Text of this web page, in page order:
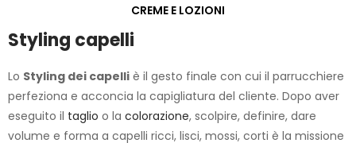
CREME E LOZIONI
Styling capelli
Lo Styling dei capelli è il gesto finale con cui il parrucchiere
perfeziona e acconcia la capigliatura del cliente. Dopo aver
eseguito il taglio o la colorazione, scolpire, definire, dare
volume e forma a capelli ricci, lisci, mossi, corti è la missione